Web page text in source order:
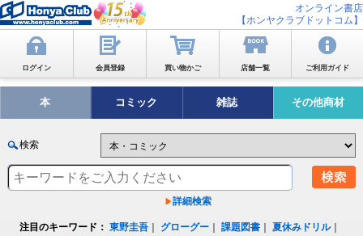
オンライン書店
【ホンヤクラブドットコム】
ログイン 会員登録 買い物かご 店舗一覧 ご利用ガイド
本 コミック 雑誌 その他商材
検索
詳細検索
注目のキーワード： 東野圭吾 グローグー ｜課題図書 ｜夏休みドリル｜